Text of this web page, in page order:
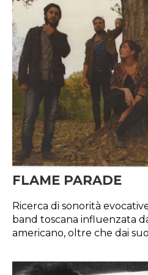
FLAME PARADE
Ricerca di sonorità
band toscana influenzata
americano, oltre che dai